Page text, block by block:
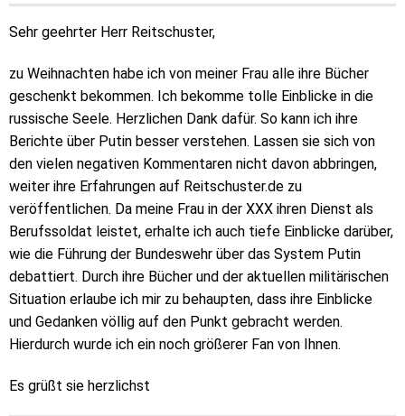
Sehr geehrter Herr Reitschuster,
zu Weihnachten habe ich von meiner Frau alle ihre Bücher
geschenkt bekommen. Ich bekomme tolle Einblicke in die
russische Seele. Herzlichen Dank dafür. So kann ich ihre
Berichte über Putin besser verstehen. Lassen sie sich von
den vielen negativen Kommentaren nicht davon abbringen,
weiter ihre Erfahrungen auf Reitschuster.de zu
veröffentlichen. Da meine Frau in der XXX ihren Dienst als
Berufssoldat leistet, erhalte ich auch tiefe Einblicke darüber,
wie die Führung der Bundeswehr über das System Putin
debattiert. Durch ihre Bücher und der aktuellen militärischen
Situation erlaube ich mir zu behaupten, dass ihre Einblicke
und Gedanken völlig auf den Punkt gebracht werden.
Hierdurch wurde ich ein noch größerer Fan von Ihnen.
Es grüßt sie herzlichst